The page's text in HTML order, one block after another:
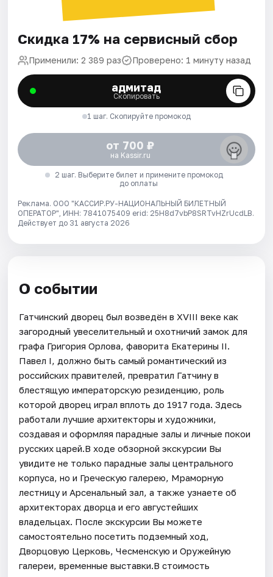
Скидка 17% на сервисный сбор
Применили: 2 389 раз Проверено: 1 минуту назад
адмитад
Скопировать
1 шаг. Скопируйте промокод
от 700 ₽
на Kassir.ru
2 шаг. Выберите билет и примените промокод
до оплаты
Реклама. ООО "КАССИР.РУ-НАЦИОНАЛЬНЫЙ БИЛЕТНЫЙ
ОПЕРАТОР", ИНН: 7841075409 erid: 25H8d7vbP8SRTvHZrUcdLB.
Действует до 31 августа 2026
О событии
Гатчинский дворец был возведён в XVIII веке как
загородный увеселительный и охотничий замок для
графа Григория Орлова, фаворита Екатерины II.
Павел I, должно быть самый романтический из
российских правителей, превратил Гатчину в
блестящую императорскую резиденцию, роль
которой дворец играл вплоть до 1917 года. Здесь
работали лучшие архитекторы и художники,
создавая и оформляя парадные залы и личные покои
русских царей.В ходе обзорной экскурсии Вы
увидите не только парадные залы центрального
корпуса, но и Греческую галерею, Мраморную
лестницу и Арсенальный зал, а также узнаете об
архитекторах дворца и его августейших
владельцах. После экскурсии Вы можете
самостоятельно посетить подземный ход,
Дворцовую Церковь, Чесменскую и Оружейную
галереи, временные выставки.В стоимость